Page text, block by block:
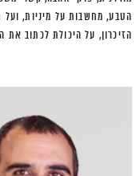
הטבע, מחשבות על מיניות, ועל
הזיכרון, על היכולת לכתוב את